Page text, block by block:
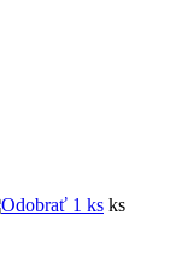
ks